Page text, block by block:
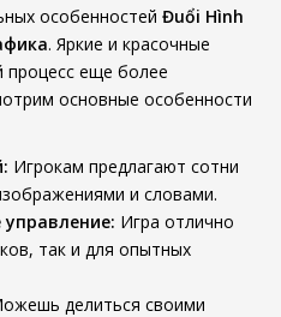
особенностей Đuổi Hình
. Яркие и красочные
процесс еще более
основные особенности
Игрокам предлагают сотни
и словами.
Игра отлично
так и для опытных
делиться своими